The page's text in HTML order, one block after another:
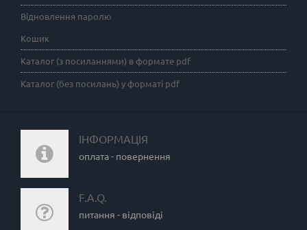
Відновлення паролю
Кошик
Каталог (з посиланнями) в формате pdf
Каталог (без посилань) у форматі pdf
ІНФОРМАЦІЯ
оплата - повернення
F.A.Q.
питання - відповіді